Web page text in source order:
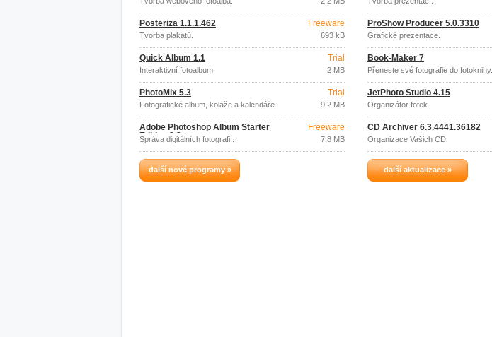
Posteriza 1.1.1.462
Tvorba plakatů.
Freeware
693 kB
Quick Album 1.1
Interaktivní fotoalbum.
Trial
2 MB
PhotoMix 5.3
Fotografické album, koláže a kalendáře.
Trial
9,2 MB
Adobe Photoshop Album Starter
Edition 3.2
Správa digitálních fotografií.
Freeware
7,8 MB
další nové programy »
ProShow Producer 5.0.3310
Grafické prezentace.
Book-Maker 7
Přeneste své fotografie do fotoknihy.
JetPhoto Studio 4.15
Organizátor fotek.
CD Archiver 6.3.4441.36182
Organizace Vašich CD.
další aktualizace »